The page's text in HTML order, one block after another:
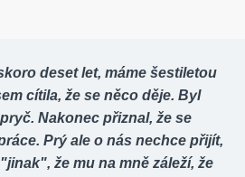
deset let, máme šestiletou
cítila, že se něco děje. Byl
Nakonec přiznal, že se
Prý ale o nás nechce přijít,
že mu na mně záleží, že